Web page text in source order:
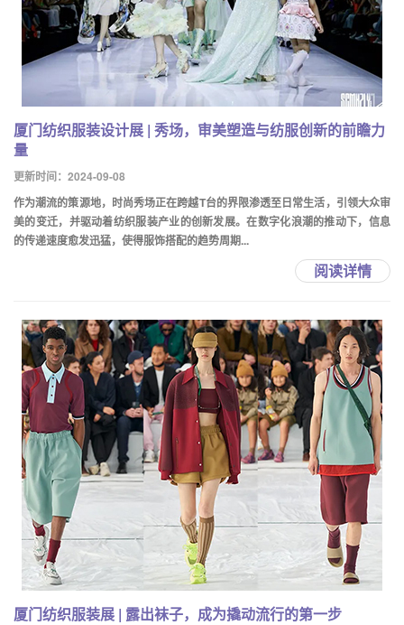
厦门纺织服装设计展 | 秀场，审美塑造与纺服创新的前瞻力
量
更新时间：2024-09-08
作为潮流的策源地，时尚秀场正在跨越T台的界限渗透至日常生活，引领大众审
美的变迁，并驱动着纺织服装产业的创新发展。在数字化浪潮的推动下，信息
的传递速度愈发迅猛，使得服饰搭配的趋势周期...
阅读详情
厦门纺织服装展 | 露出袜子，成为撬动流行的第一步